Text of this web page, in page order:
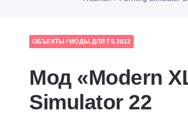
ОБЪЕКТЫ / МОДЫ ДЛЯ FS 2022
Мод «Modern
Simulator 22